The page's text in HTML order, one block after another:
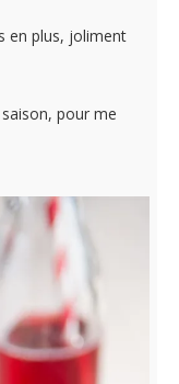
en plus, joliment
pour me